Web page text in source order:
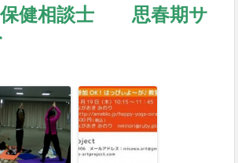
保健相談士 思春期サ